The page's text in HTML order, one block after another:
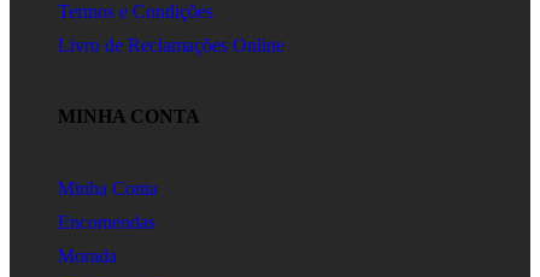
Termos e Condições
Livro de Reclamações Online
MINHA CONTA
Minha Conta
Encomendas
Morada